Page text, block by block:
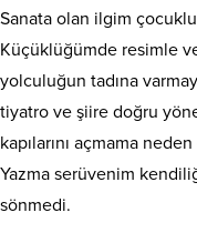
Sanata olan ilgim
Küçüklüğümde resimle
yolculuğun tadına
tiyatro ve şiire doğru
kapılarını açmama
Yazma serüvenim
sönmedi.